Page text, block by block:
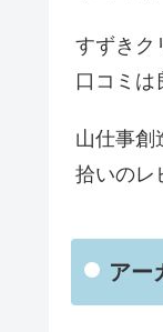
すずきク
口コミは
山仕事創
拾いのレ
アー